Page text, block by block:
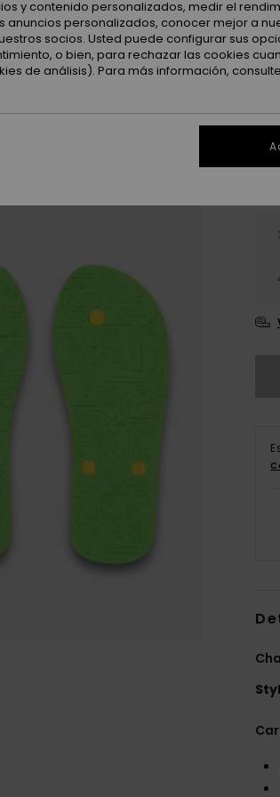
y contenido personalizados, medir el
anuncios personalizados, conocer mejor a
socios. Usted puede configurar sus
o bien, para rechazar las cookies
de análisis). Para más información,